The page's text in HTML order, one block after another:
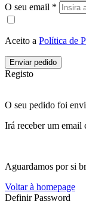
O seu email *
Aceito a Política de
Enviar pedido
Registo
O seu pedido foi
Irá receber um email
Aguardamos por si
Voltar à homepage
Definir Password